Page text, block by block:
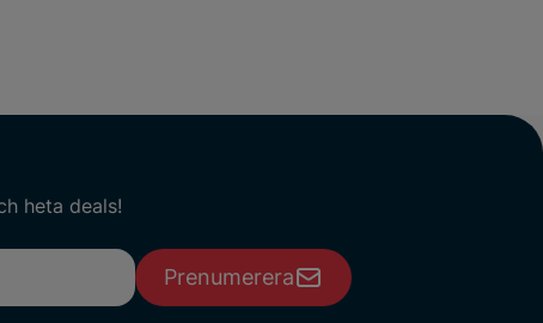
heta deals!
Prenumerera